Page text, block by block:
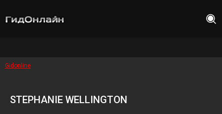
Gidonline
STEPHANIE WELLINGTON